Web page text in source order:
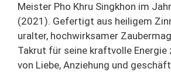
Meister Pho Khru Singkhon im
(2021). Gefertigt aus heiligem
uralter, hochwirksamer
Takrut für seine kraftvolle Energie
von Liebe, Anziehung und